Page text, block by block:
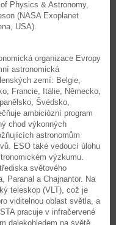
Physics & Astronomy,
(NASA Exoplanet
USA).
organizace Evropy
astronomická
zemí: Belgie,
Francie, Itálie, Německo,
Švédsko,
ambiciózní program
chod výkonných
astronomům
ESO také vedoucí úlohu
výzkumu.
světového
Paranal a Chajnantor. Na
teleskop (VLT), což je
viditelnou oblast světla, a
pracuje v infračervené
dalekohledem na světě,